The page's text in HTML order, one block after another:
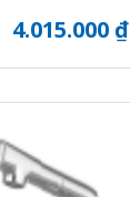
4.015.000 ₫